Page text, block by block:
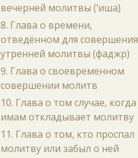
вечерней молитвы (‘иша)
8. Глава о времени,
отведённом для совершения
утренней молитвы (фаджр)
9. Глава о своевременном
совершении молитв
10. Глава о том случае, когда
имам откладывает молитву
11. Глава о том, кто проспал
молитву или забыл о ней